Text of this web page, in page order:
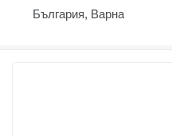
България, Варна